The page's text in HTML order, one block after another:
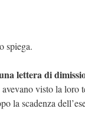
spiega.
lettera di
visto la loro
la scadenza